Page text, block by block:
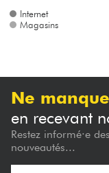
Internet
Magasins
Ne
en recevant
Restez informé·e
nouveautés...